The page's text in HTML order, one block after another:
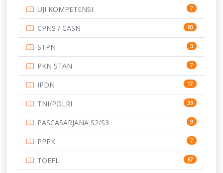
UNIVERSITAS AIRLANGGA 15
16
15
15
14
14
UNIVERSITAS CENDRAWASIH 14
15
219
UJI KOMPETENSI 7
CPNS / CASN 60
STPN 3
PKN STAN 7
IPDN 17
TNI/POLRI 33
PASCASARJANA S2/S3 9
PPPK 7
TOEFL 67